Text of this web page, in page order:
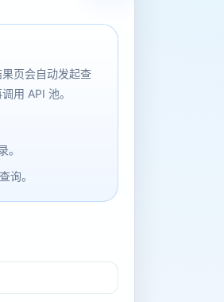
页会自动发起查
用 API 池。
。
询。